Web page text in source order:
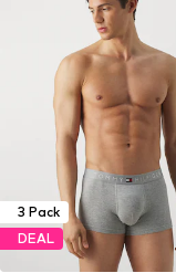
3 Pack
DEAL